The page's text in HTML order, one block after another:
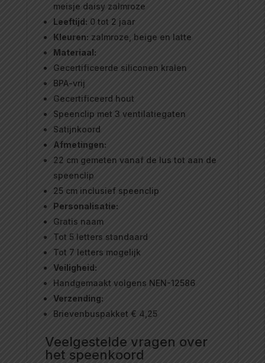
meisje daisy zalmroze
Leeftijd: 0 tot 2 jaar
Kleuren: zalmroze, beige en latte
Materiaal:
Gecertificeerde siliconen kralen
BPA-vrij
Gecertificeerd hout
Speenclip met 3 ventilatiegaten
Satijnkoord
Afmetingen:
22 cm gemeten vanaf de lus tot aan de
speenclip
25 cm inclusief speenclip
Personalisatie:
Gratis naam
Tot 5 letters standaard
Tot 7 letters mogelijk
Veiligheid:
Handgemaakt volgens NEN-12586
Verzending:
Brievenbuspakket € 4,25
Veelgestelde vragen over
het speenkoord